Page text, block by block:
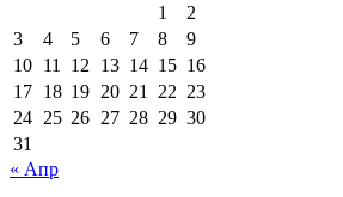
1
2
3
4 5 6 7 8
9
10 11 12 13 14 15 16
17 18 19 20 21 22 23
24 25 26 27 28 29 30
31
« Апр